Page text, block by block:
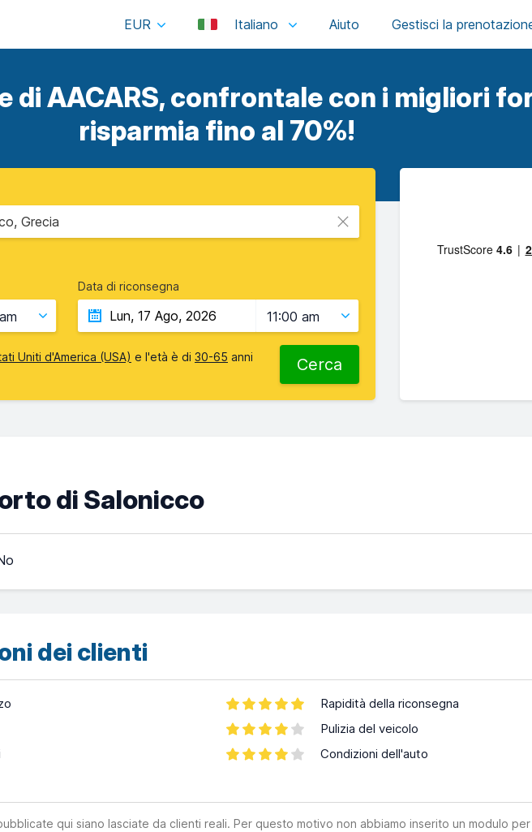
EUR Italiano
di AACARS, confrontale con i migliori
risparmia fino al 70%!
Grecia
Data di riconsegna
11:00 am
Uniti d'America (USA) e l'età è di 30-65 anni Cerca
di Salonicco
dei clienti
Rapidità della riconsegna
Pulizia del veicolo
Condizioni dell'auto
qui siano lasciate da clienti reali. Per questo motivo non abbiamo inserito un modulo